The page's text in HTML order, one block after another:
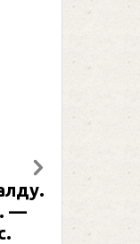
Рабинер, И.
:
Москва,
Следующий